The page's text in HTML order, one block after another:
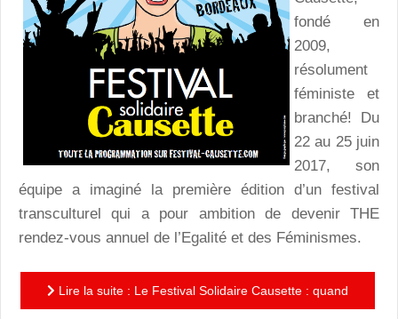
fondé en
2009,
résolument
féministe et
branché! Du
22 au 25 juin
2017, son
équipe a imaginé la première édition d’un festival
transculturel qui a pour ambition de devenir THE
rendez-vous annuel de l’Egalité et des Féminismes.
Lire la suite : Le Festival Solidaire Causette : quand